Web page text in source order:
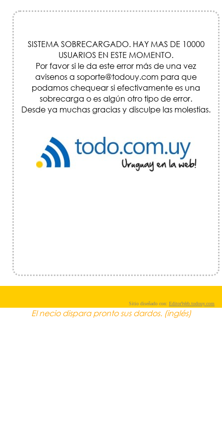
SISTEMA SOBRECARGADO. HAY MAS DE 10000
USUARIOS EN ESTE MOMENTO.
Por favor si le da este error más de una vez
avisenos a soporte@todouy.com para que
podamos chequear si efectivamente es una
sobrecarga o es algún otro tipo de error.
Desde ya muchas gracias y disculpe las molestias.
Sitio diseñado con: EditorWeb.todouy.com
El necio dispara pronto sus dardos. (inglés)